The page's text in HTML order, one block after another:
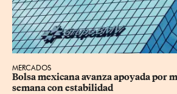
MERCADOS
Bolsa mexicana avanza apoyada por
semana con estabilidad